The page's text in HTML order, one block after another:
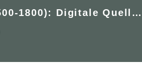
Religiöse Friedenswahrung und Friedensstiftung in Europa (1500-1800): Digitale Quellenedition frühneuzeitlicher Religionsfrieden